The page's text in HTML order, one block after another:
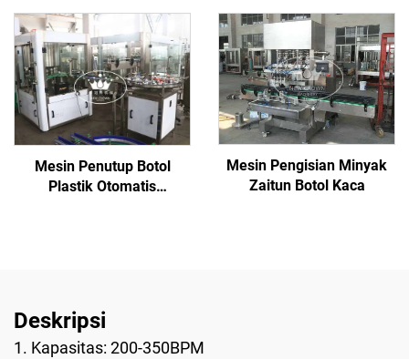
Mesin Penutup Botol
Plastik Otomatis
Mesin Pengisian Minyak
Zaitun Botol Kaca
Deskripsi
1. Kapasitas: 200-350BPM